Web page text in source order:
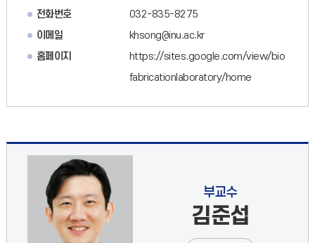
전화번호
032-835-8275
이메일
khsong@inu.ac.kr
홈페이지
https://sites.google.com/view/bio
fabricationlaboratory/home
부교수
김준섭